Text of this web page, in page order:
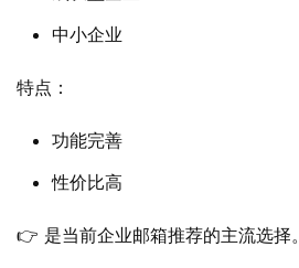
中小企业
特点：
功能完善
性价比高
👉 是当前企业邮箱推荐的主流选择。